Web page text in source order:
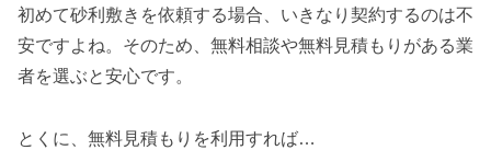
初めて砂利敷きを依頼する場合、いきなり契約するのは不
安ですよね。そのため、無料相談や無料見積もりがある業
者を選ぶと安心です。
とくに、無料見積もりを利用すれば…